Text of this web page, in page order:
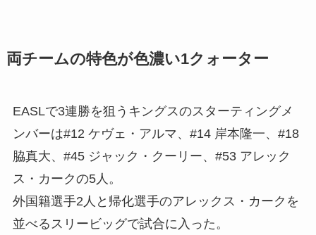
両チームの特色が色濃い1クォーター
EASLで3連勝を狙うキングスのスターティングメ
ンバーは#12 ケヴェ・アルマ、#14 岸本隆一、#18
脇真大、#45 ジャック・クーリー、#53 アレック
ス・カークの5人。
外国籍選手2人と帰化選手のアレックス・カークを
並べるスリービッグで試合に入った。